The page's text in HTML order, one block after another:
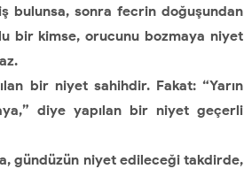
sonra fecrin doğuşundan
bir kimse, orucunu bozmaya niyet
bir niyet sahihdir. Fakat: “Yarın
diye yapılan bir niyet geçerli
gündüzün niyet edileceği takdirde,